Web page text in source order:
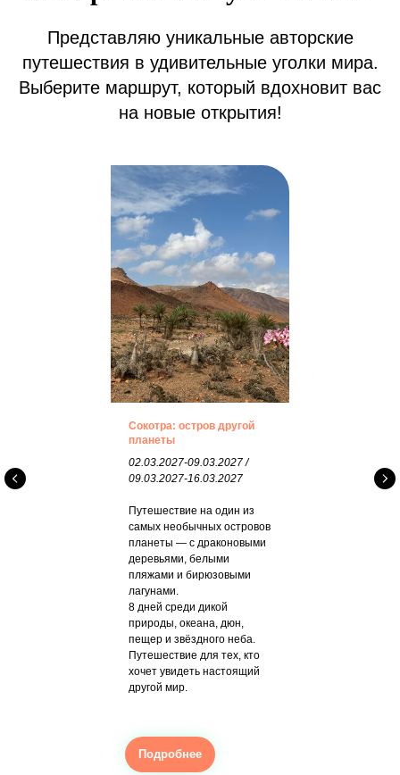
Представляю уникальные авторские
путешествия в удивительные уголки мира.
Выберите маршрут, который вдохновит вас
на новые открытия!
Сокотра: остров другой
планеты
02.03.2027-09.03.2027 /
09.03.2027-16.03.2027
Путешествие на один из
самых необычных островов
планеты — с драконовыми
деревьями, белыми
пляжами и бирюзовыми
лагунами.
8 дней среди дикой
природы, океана, дюн,
пещер и звёздного неба.
Путешествие для тех, кто
хочет увидеть настоящий
другой мир.
Подробнее